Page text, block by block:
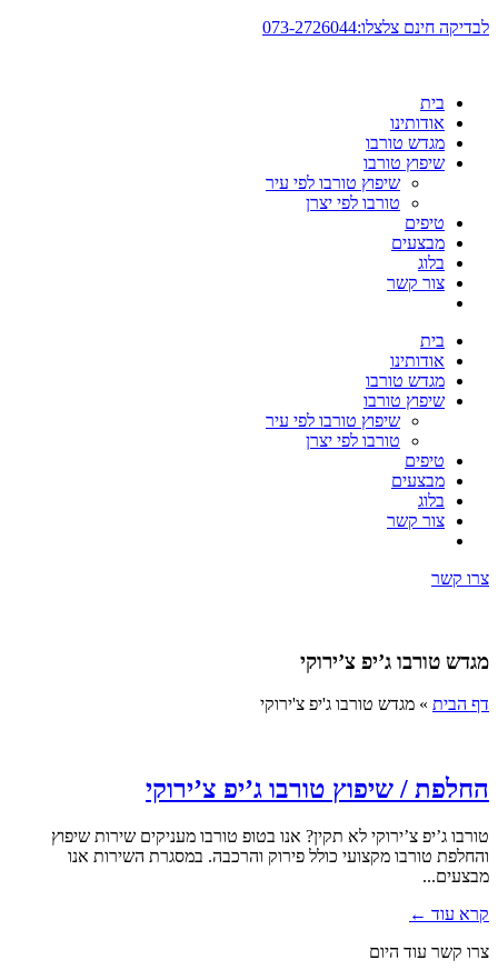
דלג
לבדיקה חינם צלצלו:073-2726044
בית
אודותינו
מגדש טורבו
שיפוץ טורבו
שיפוץ טורבו לפי עיר
טורבו לפי יצרן
טיפים
מבצעים
בלוג
צור קשר
בית
אודותינו
מגדש טורבו
שיפוץ טורבו
שיפוץ טורבו לפי עיר
טורבו לפי יצרן
טיפים
מבצעים
בלוג
צור קשר
צרו קשר
מגדש טורבו ג’יפ צ’ירוקי
דף הבית » מגדש טורבו ג'יפ צ'ירוקי
החלפת / שיפוץ טורבו ג’יפ צ’ירוקי
טורבו ג’יפ צ’ירוקי לא תקין? אנו בטופ טורבו מעניקים שירות שיפוץ
והחלפת טורבו מקצועי כולל פירוק והרכבה. במסגרת השירות אנו
מבצעים...
קרא עוד ←
צרו קשר עוד היום